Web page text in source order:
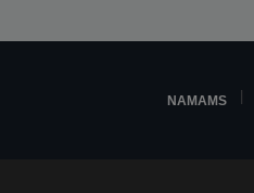
NAMAMS